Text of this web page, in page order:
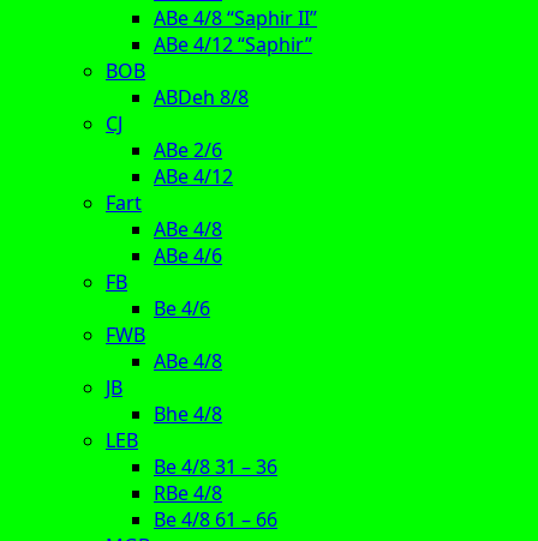
ABe 4/8 “Saphir II”
ABe 4/12 “Saphir”
BOB
ABDeh 8/8
CJ
ABe 2/6
ABe 4/12
Fart
ABe 4/8
ABe 4/6
FB
Be 4/6
FWB
ABe 4/8
JB
Bhe 4/8
LEB
Be 4/8 31 – 36
RBe 4/8
Be 4/8 61 – 66